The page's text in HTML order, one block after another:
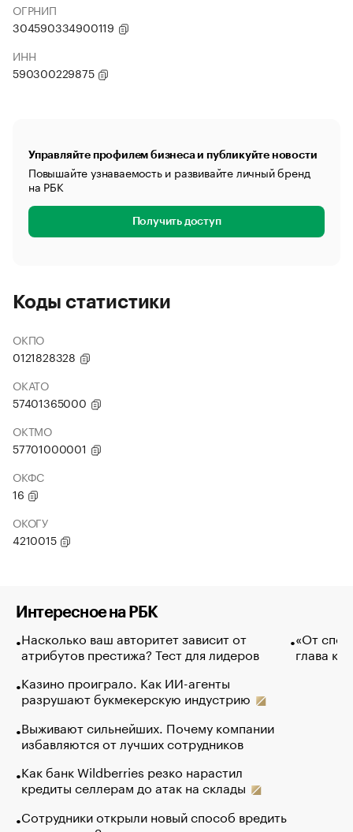
ОГРНИП
304590334900119
ИНН
590300229875
Управляйте профилем бизнеса и публикуйте новости
Повышайте узнаваемость и развивайте личный бренд
на РБК
Получить доступ
Коды статистики
ОКПО
0121828328
ОКАТО
57401365000
ОКТМО
57701000001
ОКФС
16
ОКОГУ
4210015
Интересное на РБК
Насколько ваш авторитет зависит от
атрибутов престижа? Тест для лидеров
Казино проиграло. Как ИИ-агенты
разрушают букмекерскую индустрию
Выживают сильнейших. Почему компании
избавляются от лучших сотрудников
Как банк Wildberries резко нарастил
кредиты селлерам до атак на склады
Сотрудники открыли новый способ вредить
«От
глава